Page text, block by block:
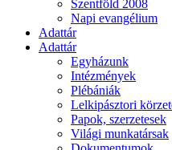
Szentföld 2008
Napi evangélium
Adattár
Adattár
Egyházunk
Intézmények
Plébániák
Lelkipásztori
Papok, szerzetesek
Világi munkatársak